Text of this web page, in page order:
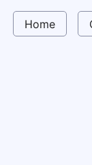
Home